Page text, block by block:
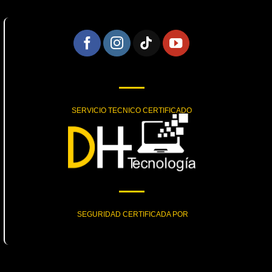
SERVICIO TECNICO CERTIFICADO
SEGURIDAD CERTIFICADA POR